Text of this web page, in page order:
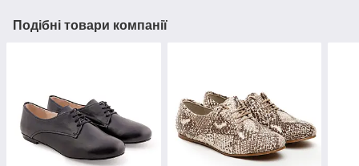
Подібні товари компанії